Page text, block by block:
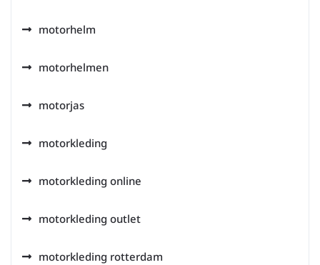
motorhelm
motorhelmen
motorjas
motorkleding
motorkleding online
motorkleding outlet
motorkleding rotterdam